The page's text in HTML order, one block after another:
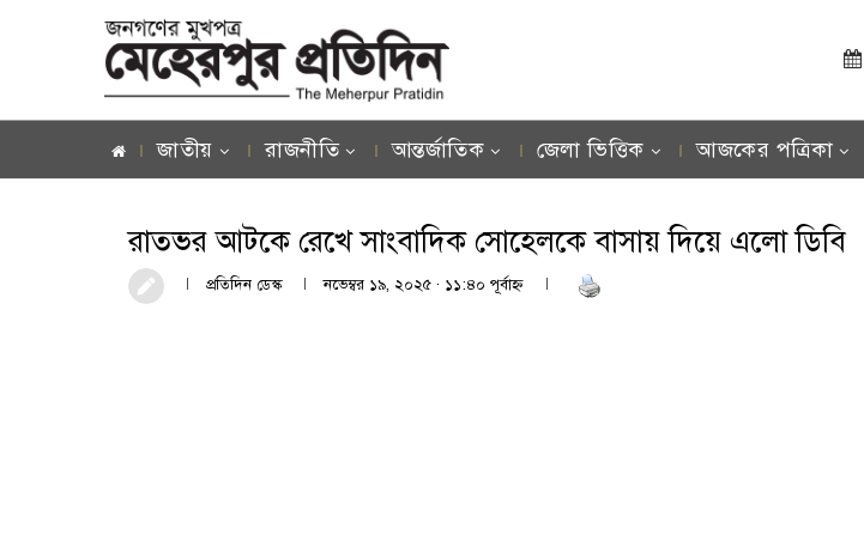
জাতীয় রাজনীতি আন্তর্জাতিক জেলা ভিত্তিক আজকের পত্রিকা
রাতভর আটকে রেখে সাংবাদিক সোহেলকে বাসায় দিয়ে এলো ডিবি
প্রতিদিন ডেস্ক নভেম্বর ১৯, ২০২৫ · ১১:৪০ পূর্বাহ্ণ